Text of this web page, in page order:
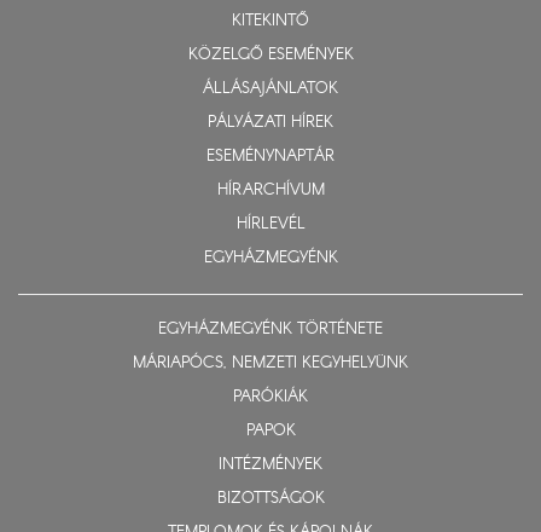
KITEKINTŐ
KÖZELGŐ ESEMÉNYEK
ÁLLÁSAJÁNLATOK
PÁLYÁZATI HÍREK
ESEMÉNYNAPTÁR
HÍRARCHÍVUM
HÍRLEVÉL
EGYHÁZMEGYÉNK
EGYHÁZMEGYÉNK TÖRTÉNETE
MÁRIAPÓCS, NEMZETI KEGYHELYÜNK
PARÓKIÁK
PAPOK
INTÉZMÉNYEK
BIZOTTSÁGOK